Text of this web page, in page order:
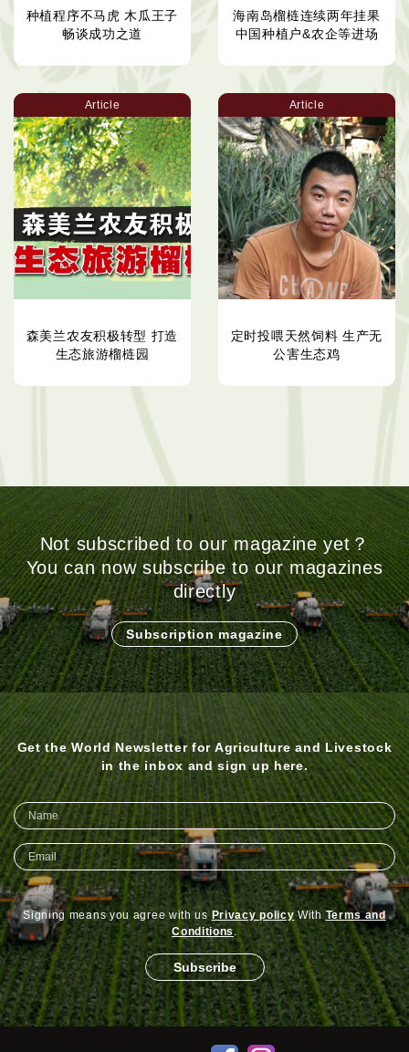
种植程序不马虎 木瓜王子
畅谈成功之道
海南岛榴梿连续两年挂果
中国种植户&农企等进场
Article
森美兰农友积极转型 打造
生态旅游榴梿园
Article
定时投喂天然饲料 生产无
公害生态鸡
Not subscribed to our magazine yet？
You can now subscribe to our magazines
directly
Subscription magazine
Get the World Newsletter for Agriculture and Livestock
in the inbox and sign up here.
Signing means you agree with usPrivacy policyWithTerms and
Conditions
Subscribe